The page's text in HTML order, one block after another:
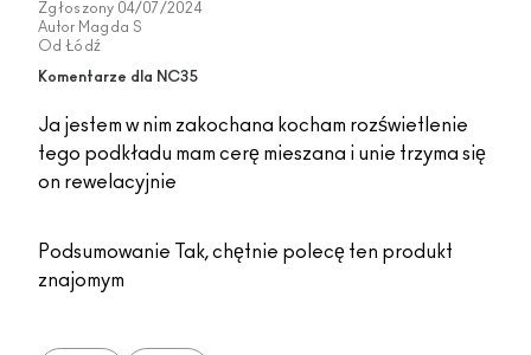
Zgłoszony 04/07/2024
Autor Magda S
Od Łódź
Komentarze dla NC35
Ja jestem w nim zakochana kocham rozświetlenie
tego podkładu mam cerę mieszana i unie trzyma się
on rewelacyjnie
Podsumowanie Tak, chętnie polecę ten produkt
znajomym